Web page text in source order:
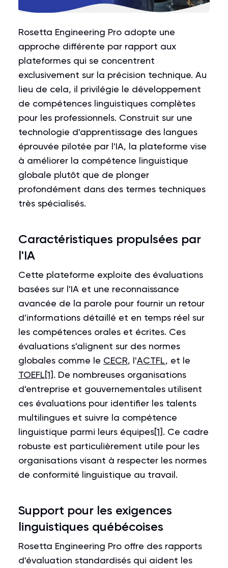
Rosetta Engineering Pro adopte une
approche différente par rapport aux
plateformes qui se concentrent
exclusivement sur la précision technique. Au
lieu de cela, il privilégie le développement
de compétences linguistiques complètes
pour les professionnels. Construit sur une
technologie d'apprentissage des langues
éprouvée pilotée par l'IA, la plateforme vise
à améliorer la compétence linguistique
globale plutôt que de plonger
profondément dans des termes techniques
très spécialisés.
Caractéristiques propulsées par
l'IA
Cette plateforme exploite des évaluations
basées sur l'IA et une reconnaissance
avancée de la parole pour fournir un retour
d'informations détaillé et en temps réel sur
les compétences orales et écrites. Ces
évaluations s'alignent sur des normes
globales comme le CECR, l'ACTFL, et le
TOEFL[1]. De nombreuses organisations
d'entreprise et gouvernementales utilisent
ces évaluations pour identifier les talents
multilingues et suivre la compétence
linguistique parmi leurs équipes[1]. Ce cadre
robuste est particulièrement utile pour les
organisations visant à respecter les normes
de conformité linguistique au travail.
Support pour les exigences
linguistiques québécoises
Rosetta Engineering Pro offre des rapports
d'évaluation standardisés qui aident les